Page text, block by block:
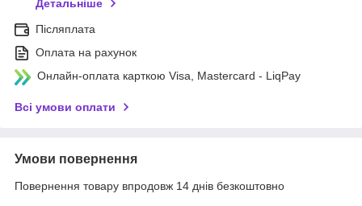
Детальніше
Післяплата
Оплата на рахунок
Онлайн-оплата карткою Visa, Mastercard - LiqPay
Всі умови оплати
Умови повернення
Повернення товару впродовж 14 днів безкоштовно